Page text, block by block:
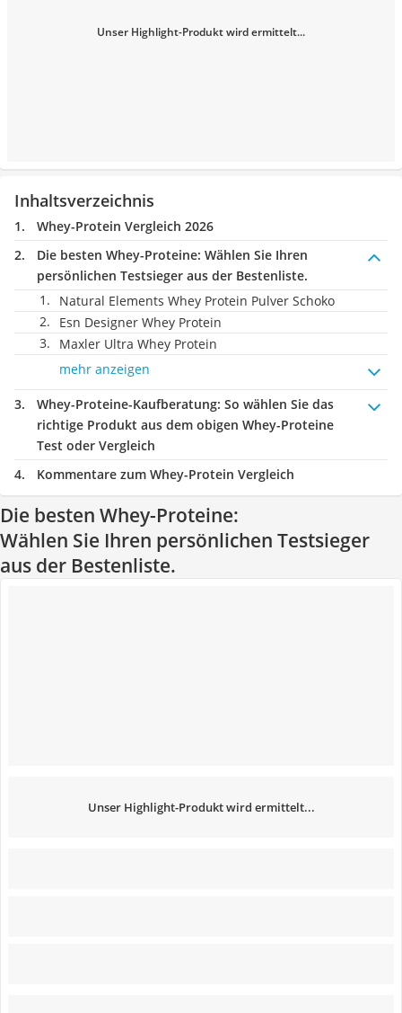
Unser Highlight-Produkt wird ermittelt...
Inhaltsverzeichnis
Whey-Protein Vergleich 2026
Die besten Whey-Proteine: Wählen Sie Ihren
persönlichen Testsieger aus der Bestenliste.
Natural Elements Whey Protein Pulver Schoko
Esn Designer Whey Protein
Maxler Ultra Whey Protein
mehr anzeigen
Whey-Proteine-Kaufberatung: So wählen Sie das
richtige Produkt aus dem obigen Whey-Proteine
Test oder Vergleich
Kommentare zum Whey-Protein Vergleich
Die besten Whey-Proteine:
Wählen Sie Ihren persönlichen Testsieger
aus der Bestenliste.
Unser Highlight-Produkt wird ermittelt...